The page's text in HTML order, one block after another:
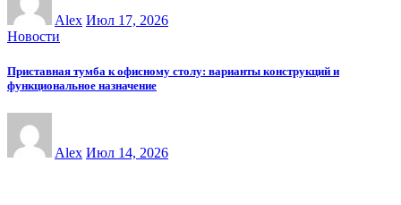
Alex Июл 17, 2026
Новости
Приставная тумба к офисному столу: варианты конструкций и
функциональное назначение
Alex Июл 14, 2026